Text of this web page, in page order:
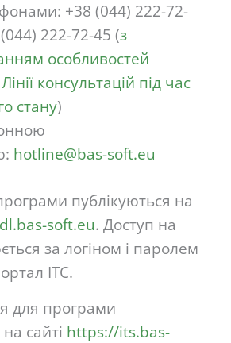
+38 (044) 222-72-
222-72-45 (з
особливостей
консультацій під час
стану)
hotline@bas-soft.eu
публікуються на
soft.eu. Доступ на
за логіном і паролем
ІТС.
для програми
сайті https://its.bas-